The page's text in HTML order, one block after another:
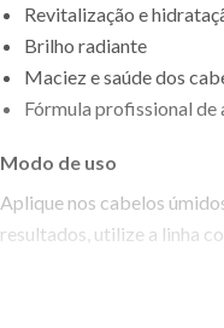
Revitalização e
Brilho radiante
Maciez e saúde dos
Fórmula profissional de
Modo de uso
Aplique nos cabelos
resultados, utilize a linha